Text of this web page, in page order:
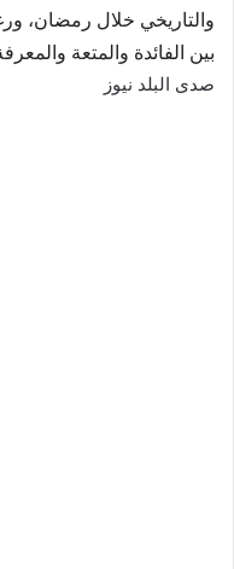
والتاريخي خلال رمضان،
بين الفائدة والمتعة
صدى البلد نيوز